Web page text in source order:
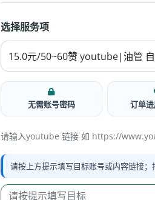
选择服务项
无需账号密码 订单
请输入youtube 链接 如 https://
请按上方提示填写目标账号或内容链接；